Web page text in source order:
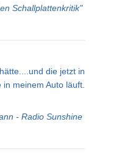
Schallplattenkritik"
die jetzt in
in meinem Auto läuft.
- Radio Sunshine